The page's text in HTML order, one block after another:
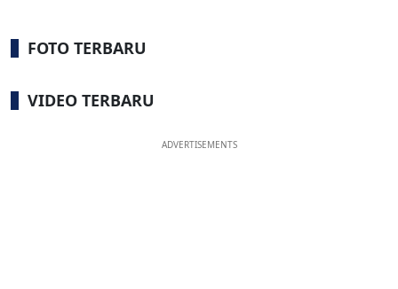
FOTO TERBARU
VIDEO TERBARU
ADVERTISEMENTS